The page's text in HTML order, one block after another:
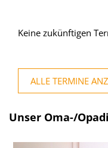
Keine zukünftigen
ALLE TERMINE
Unser Oma-/